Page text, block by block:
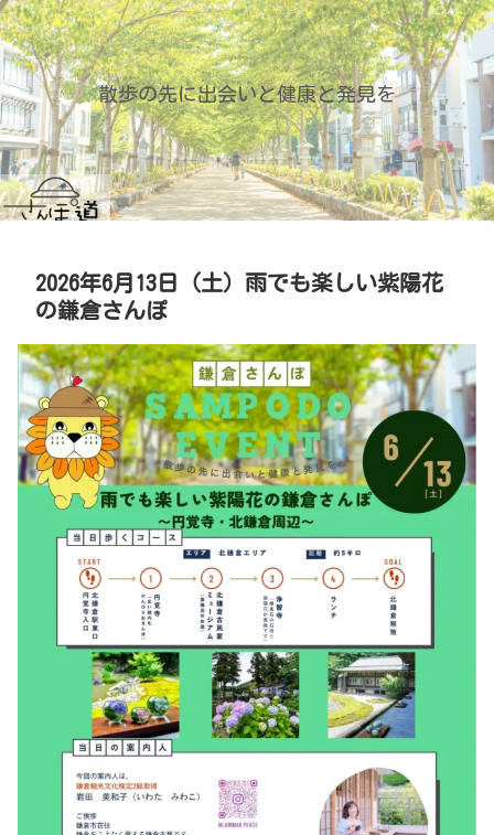
散歩の先に出会いと健康と発見を
2026年6月13日（土）雨でも楽しい紫陽花
の鎌倉さんぽ